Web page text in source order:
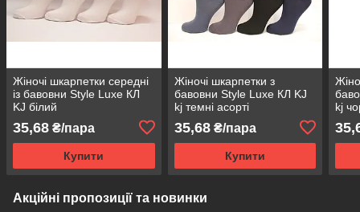
Жіночі шкарпетки середні
із бавовни Style Luxe КЛ
KJ білий
35,68 ₴/пара
Купити
Жіночі шкарпетки з
бавовни Style Luxe КЛ KJ
kj темні асорті
35,68₴/пара
Купити
kj
Акційні пропозиції та новинки